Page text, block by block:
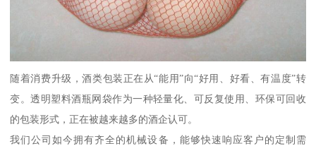
随着消费升级，酒类包装正在从“能用”向“好用、好看、有温度”转
变。透明塑料酒瓶网袋作为一种轻量化、可反复使用、环保可回收
的包装形式，正在被越来越多的酒企认可。
我们公司如今拥有齐全的机械设备，能够快速响应客户的定制需